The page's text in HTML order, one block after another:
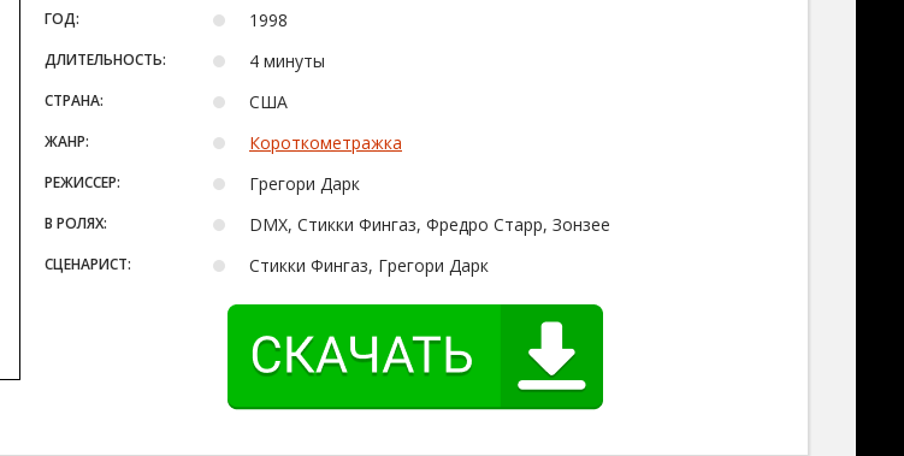
ГОД: 1998
ДЛИТЕЛЬНОСТЬ: 4 минуты
СТРАНА: США
ЖАНР: Короткометражка
РЕЖИССЕР: Грегори Дарк
В РОЛЯХ: DMX, Стикки Фингаз, Фредро Старр, Зонзее
СЦЕНАРИСТ: Стикки Фингаз, Грегори Дарк